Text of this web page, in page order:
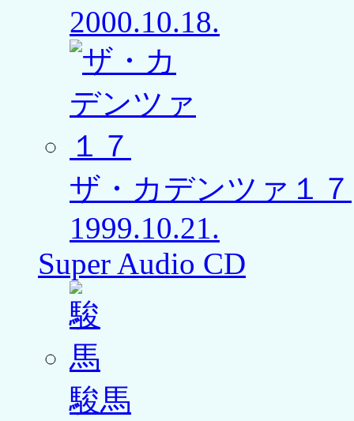
2000.10.18.
ザ・カデンツァ１７
1999.10.21.
Super Audio CD
駿馬